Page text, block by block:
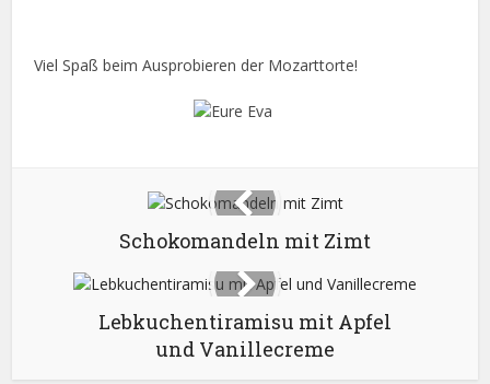
Viel Spaß beim Ausprobieren der Mozarttorte!
Schokomandeln mit Zimt
Lebkuchentiramisu mit Apfel
und Vanillecreme